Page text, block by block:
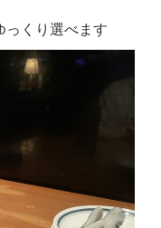
っくり選べます